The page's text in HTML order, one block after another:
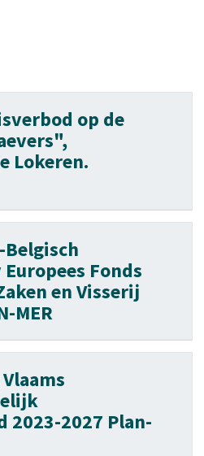
op de
Lokeren.
Fonds
en Visserij
MER
2023-2027 Plan-